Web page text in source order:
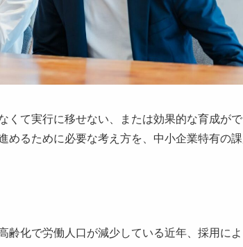
くて実行に移せない、または効果的な育成が
めるために必要な考え方を、中小企業特有の
齢化で労働人口が減少している近年、採用に